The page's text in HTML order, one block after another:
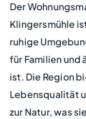
Der
Klingersmühle
ruhige
für Familien und
ist. Die Region
Lebensqualität
zur Natur, was